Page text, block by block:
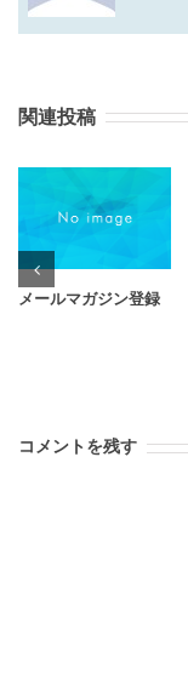
関連投稿
メールマガジン登録
コメントを残す